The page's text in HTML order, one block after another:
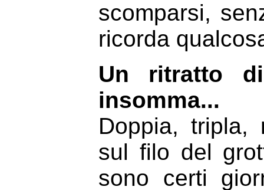
scomparsi,
ricorda
Un ritratto
insomma...
Doppia, tripla,
sul filo del
sono certi